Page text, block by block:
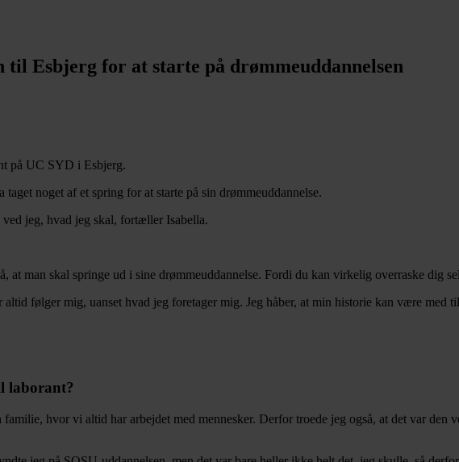
Esbjerg for at starte på drømmeuddannelsen
på UC SYD i Esbjerg.
noget af et spring for at starte på sin drømmeuddannelse.
jeg, hvad jeg skal, fortæller Isabella.
at man skal springe ud i sine drømmeuddannelse. Fordi du kan virkelig overraske dig
følger mig, uanset hvad jeg foretager mig. Jeg håber, at min historie kan være med
laborant?
hvor vi altid har arbejdet med mennesker. Derfor troede jeg også, at det var